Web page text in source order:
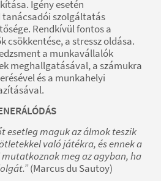
Igény esetén
szolgáltatás
Rendkívül fontos a
csökkentése, a stressz oldása.
a munkavállalók
meghallgatásával, a számukra
és a munkahelyi
esetleg maguk az álmok teszik
való játékra, és ennek a
meg az agyban, ha
(Marcus du Sautoy)